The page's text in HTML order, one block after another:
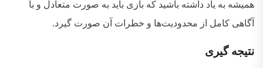
همیشه به یاد داشته باشید که بازی باید به صورت متعادل و با
آگاهی کامل از محدودیت‌ها و خطرات آن صورت گیرد.
نتیجه گیری